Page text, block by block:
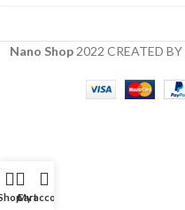
Nano Shop 2022 CREATED BY
Cart
My account